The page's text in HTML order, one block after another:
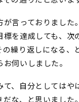
が言っておりました
標を達成しても、次
の繰り返しになる、
伺いしました。
て、自分としてはや
だな、と思いました